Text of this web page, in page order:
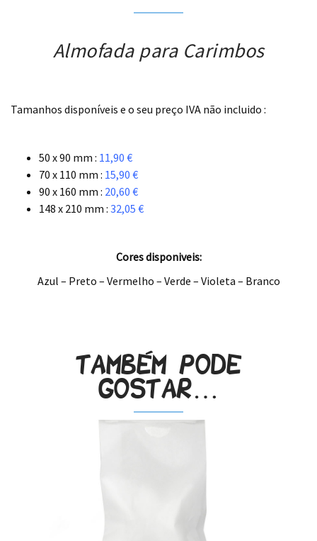
Almofada para Carimbos
Tamanhos disponíveis e o seu preço IVA não incluido :
50 x 90 mm : 11,90 €
70 x 110 mm : 15,90 €
90 x 160 mm : 20,60 €
148 x 210 mm : 32,05 €
Cores disponiveis:
Azul – Preto – Vermelho – Verde – Violeta – Branco
Também pode
gostar…